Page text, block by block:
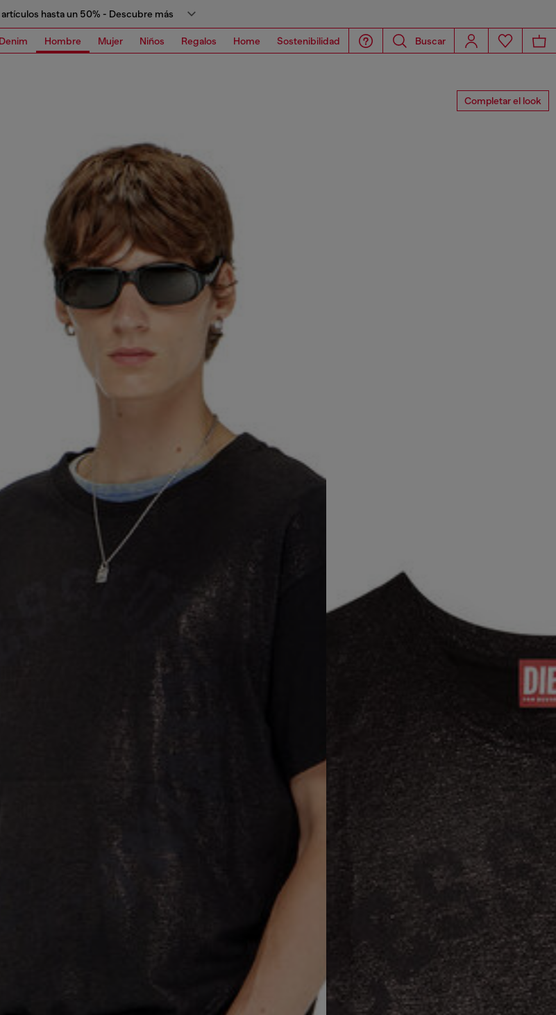
artículos hasta un 50% - Descubre más
Denim Hombre Mujer Niños Regalos Home Sostenibilidad Buscar
Completar el look